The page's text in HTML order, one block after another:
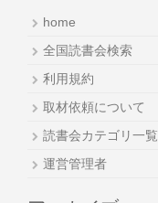
home
全国読書会検索
利用規約
取材依頼について
読書会カテゴリ一覧
運営管理者